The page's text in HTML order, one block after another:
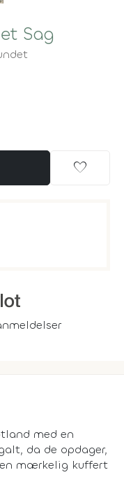
Sag
favorite
med en
da de opdager,
mærkelig kuffert